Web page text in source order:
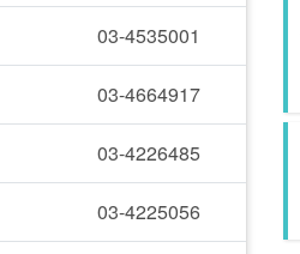
03-4535001
03-4664917
03-4226485
03-4225056